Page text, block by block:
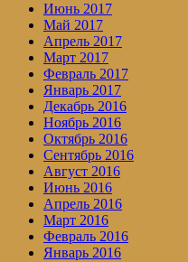
Июнь 2017
Май 2017
Апрель 2017
Март 2017
Февраль 2017
Январь 2017
Декабрь 2016
Ноябрь 2016
Октябрь 2016
Сентябрь 2016
Август 2016
Июнь 2016
Апрель 2016
Март 2016
Февраль 2016
Январь 2016